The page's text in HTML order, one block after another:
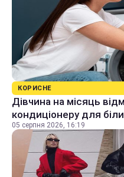
КОРИСНЕ
Дівчина на місяць
кондиціонеру для
05 серпня 2026, 16:19